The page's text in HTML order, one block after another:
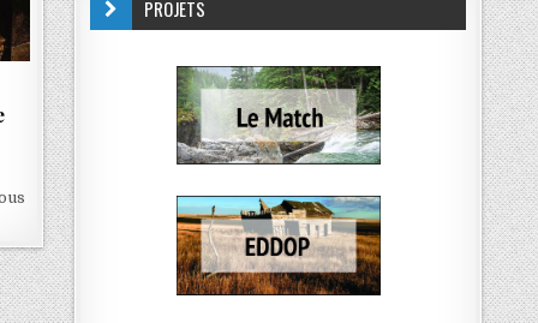
PROJETS